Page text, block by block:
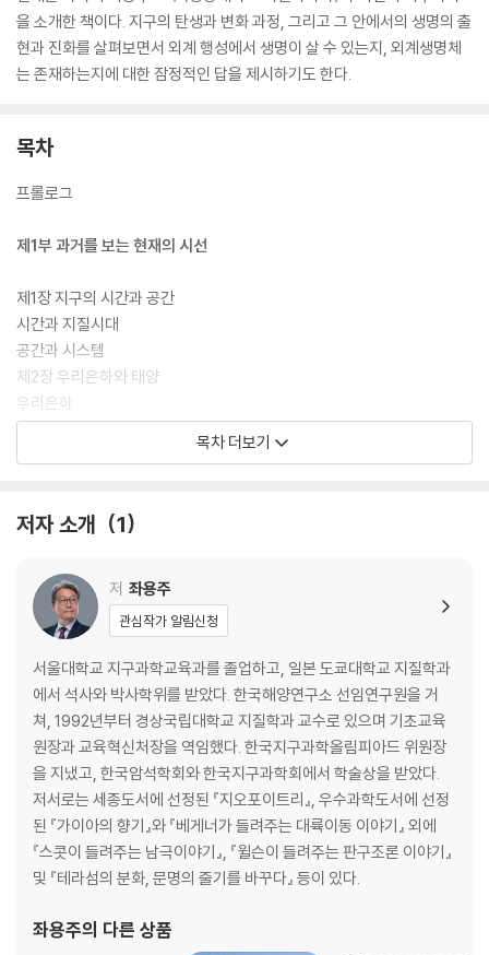
을 소개한 책이다. 지구의 탄생과 변화 과정, 그리고 그 안에서의 생명의 출
현과 진화를 살펴보면서 외계 행성에서 생명이 살 수 있는지, 외계생명체
는 존재하는지에 대한 잠정적인 답을 제시하기도 한다.
목차
프롤로그
제1부 과거를 보는 현재의 시선
제1장 지구의 시간과 공간
시간과 지질시대
공간과 시스템
제2장 우리은하와 태양
우리은하
가스구름과 스타 탄생
제3장 태양계의 형성과 지구-달 시스템
지구를 만든 재료들
거대충돌과 달의 탄생
전통적인 태양계 초기 격변설
태양계 행성의 재배열 : 니스 모델과 그랜드택 모델
제4장 지구에 대기와 해양이 만들어지기까지
대기와 물의 근원
동위원소가 들려주는 물의 기원
물의 기원에 대한 다른 주장들
원시지구의 환경
원시대기의 진화와 바다의 탄생
제5장 지각의 형성과 판구조 운동의 시작
잃어버린 지구의 시간과 초기의 암석권
지구 표층의 수직 변화
목차 더보기
저자 소개 1
저 좌용주
관심작가 알림신청
서울대학교 지구과학교육과를 졸업하고, 일본 도쿄대학교 지질학과
에서 석사와 박사학위를 받았다. 한국해양연구소 선임연구원을 거
쳐, 1992년부터 경상국립대학교 지질학과 교수로 있으며 기초교육
원장과 교육혁신처장을 역임했다. 한국지구과학올림피아드 위원장
을 지냈고, 한국암석학회와 한국지구과학회에서 학술상을 받았다.
저서로는 세종도서에 선정된 『지오포이트리』, 우수과학도서에 선정
된 『가이아의 향기』와 『베게너가 들려주는 대륙이동 이야기』 외에
『스콧이 들려주는 남극이야기』, 『윌슨이 들려주는 판구조론 이야기』
및 『테라섬의 분화, 문명의 줄기를 바꾸다』 등이 있다.
좌용주의 다른 상품